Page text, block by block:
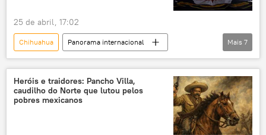
25 de abril, 17:02
Chihuahua
Panorama internacional
Américas
Mundo
México
Estados Unidos
Agência Central de Inteligência
Mais 7
Heróis e traidores: Pancho Villa,
caudilho do Norte que lutou pelos
pobres mexicanos